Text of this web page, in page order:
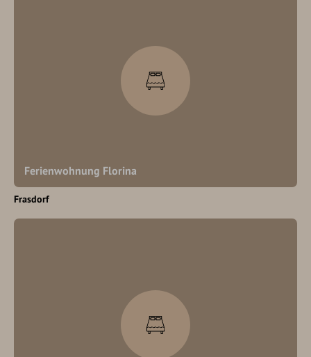
Ferienwohnung Florina
Frasdorf